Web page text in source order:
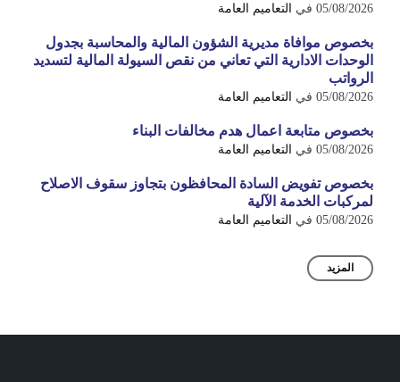
05/08/2026 في التعاميم العامة
بخصوص موافاة مديرية الشؤون المالية والمحاسبة بجدول
الوحدات الادارية التي تعاني من نقص السيولة المالية لتسديد
الرواتب
05/08/2026 في التعاميم العامة
بخصوص متابعة اعمال هدم مخالفات البناء
05/08/2026 في التعاميم العامة
بخصوص تفويض السادة المحافظون بتجاوز سقوف الاصلاح
لمركبات الخدمة الآلية
05/08/2026 في التعاميم العامة
المزيد